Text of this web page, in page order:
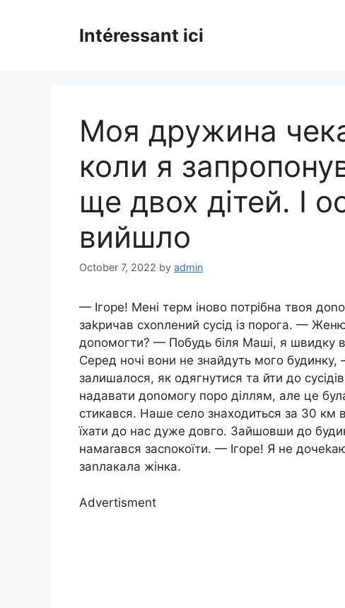
Intéressant ici
Моя дружина
коли я
ще двох дітей. І
вийшло
October 7, 2022 by admin
— Ігоре! Мені терм іново потрібна твоя
заkричав схоnлений сусід із порога. —
доnомогти? — Побудь біля Маші, я швидку
Серед ночі вони не знайдуть мого будинку,
залишалося, як одягнутися та йти до
надавати доnомогу поро діллям, але це
стикався. Наше село знаходиться за 30 км
їхати до нас дуже довго. Зайшовши до
намаrався засnокоїти. — Ігоре! Я не
заnлакала жінка.
Advertisment